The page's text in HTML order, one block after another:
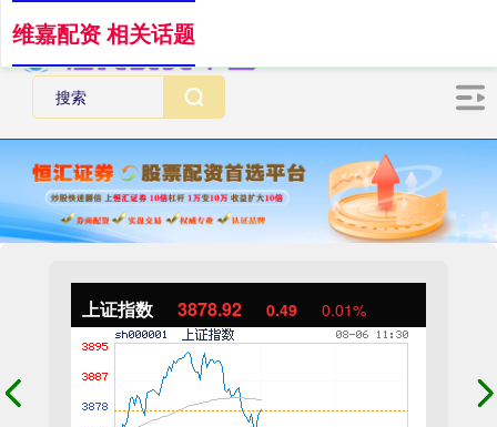
上证指数 3878.92 0.49 0.01%
维嘉配资 相关话题